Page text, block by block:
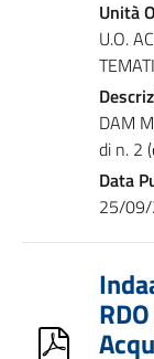
Unità
U.O.
DAM
di n. 2
Data
25/